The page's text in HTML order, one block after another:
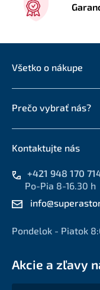
Všetko o nákupe
Prečo vybrať nás?
Kontaktujte nás
+421 948 170
Po-Pia 8-16.30 h
Pondelok - Piatok
Akcie a zľavy